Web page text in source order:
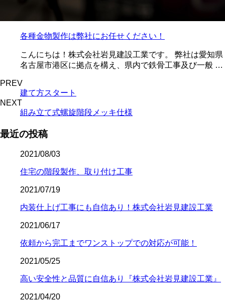
各種金物製作は弊社にお任せください！
こんにちは！株式会社岩見建設工業です。 弊社は愛知県
名古屋市港区に拠点を構え、県内で鉄骨工事及び一般 …
PREV
建て方スタート
NEXT
組み立て式螺旋階段メッキ仕様
最近の投稿
2021/08/03
住宅の階段製作、取り付け工事
2021/07/19
内装仕上げ工事にも自信あり！株式会社岩見建設工業
2021/06/17
依頼から完工までワンストップでの対応が可能！
2021/05/25
高い安全性と品質に自信あり『株式会社岩見建設工業』
2021/04/20